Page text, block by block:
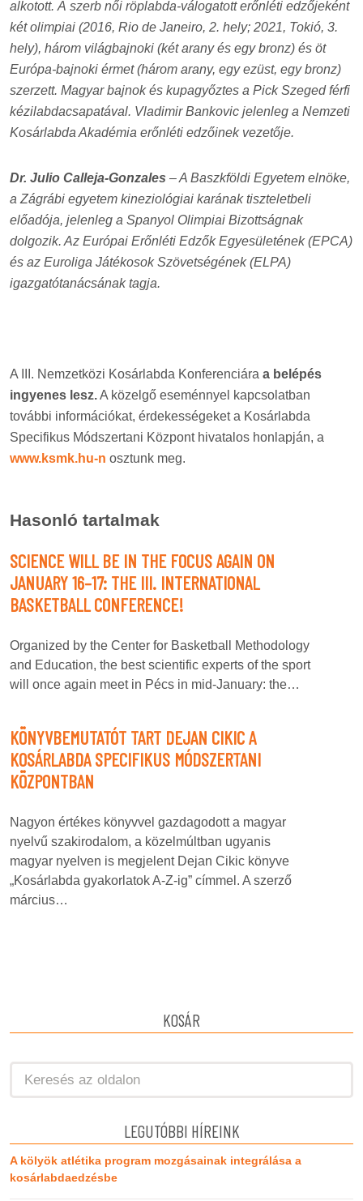
alkotott. A szerb női röplabda-válogatott erőnléti edzőjeként
két olimpiai (2016, Rio de Janeiro, 2. hely; 2021, Tokió, 3.
hely), három világbajnoki (két arany és egy bronz) és öt
Európa-bajnoki érmet (három arany, egy ezüst, egy bronz)
szerzett. Magyar bajnok és kupagyőztes a Pick Szeged férfi
kézilabdacsapatával. Vladimir Bankovic jelenleg a Nemzeti
Kosárlabda Akadémia erőnléti edzőinek vezetője.
Dr. Julio Calleja-Gonzales – A Baszkföldi Egyetem elnöke,
a Zágrábi egyetem kineziológiai karának tiszteletbeli
előadója, jelenleg a Spanyol Olimpiai Bizottságnak
dolgozik. Az Európai Erőnléti Edzők Egyesületének (EPCA)
és az Euroliga Játékosok Szövetségének (ELPA)
igazgatótanácsának tagja.
A III. Nemzetközi Kosárlabda Konferenciára a belépés
ingyenes lesz.A közelgő eseménnyel kapcsolatban
további információkat, érdekességeket a Kosárlabda
Specifikus Módszertani Központ hivatalos honlapján, a
www.ksmk.hu-n osztunk meg.
Hasonló tartalmak
SCIENCE WILL BE IN THE FOCUS AGAIN ON
JANUARY 16–17: THE III. INTERNATIONAL
BASKETBALL CONFERENCE!
Organized by the Center for Basketball Methodology
and Education, the best scientific experts of the sport
will once again meet in Pécs in mid-January: the…
KÖNYVBEMUTATÓT TART DEJAN CIKIC A
KOSÁRLABDA SPECIFIKUS MÓDSZERTANI
KÖZPONTBAN
Nagyon értékes könyvvel gazdagodott a magyar
nyelvű szakirodalom, a közelmúltban ugyanis
magyar nyelven is megjelent Dejan Cikic könyve
„Kosárlabda gyakorlatok A-Z-ig” címmel. A szerző
március…
KOSÁR
LEGUTÓBBI HÍREINK
A kölyök atlétika program mozgásainak integrálása a
kosárlabdaedzésbe